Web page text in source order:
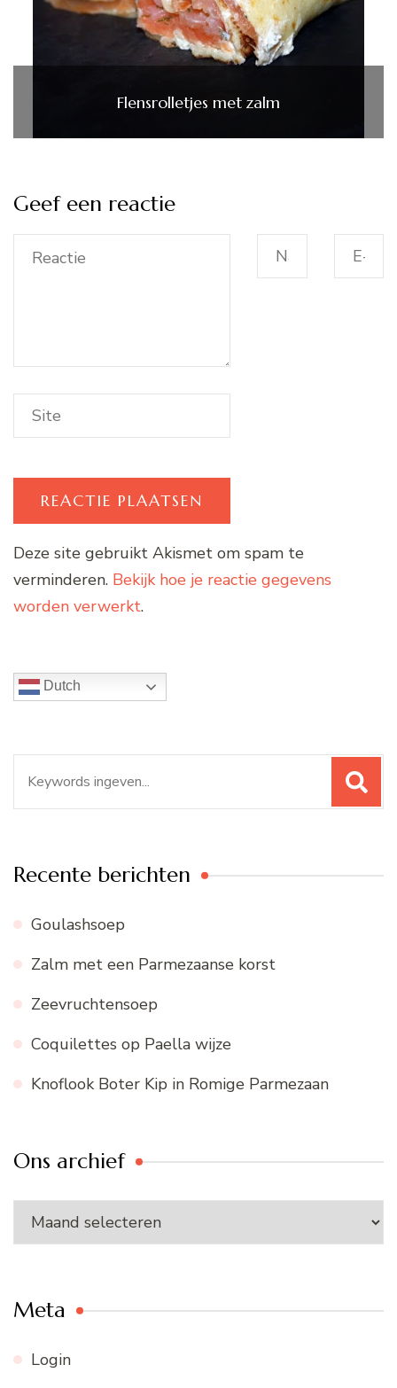
Flensrolletjes met zalm
Geef een reactie
Deze site gebruikt Akismet om spam te
verminderen. Bekijk hoe je reactie gegevens
worden verwerkt.
Dutch
naar:
Recente berichten
Goulashsoep
Zalm met een Parmezaanse korst
Zeevruchtensoep
Coquilettes op Paella wijze
Knoflook Boter Kip in Romige Parmezaan
Ons archief
Ons
archief
Meta
Login